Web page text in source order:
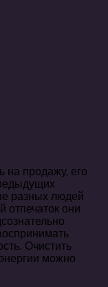
на продажу, его
разных людей
отпечаток они
Очистить
можно